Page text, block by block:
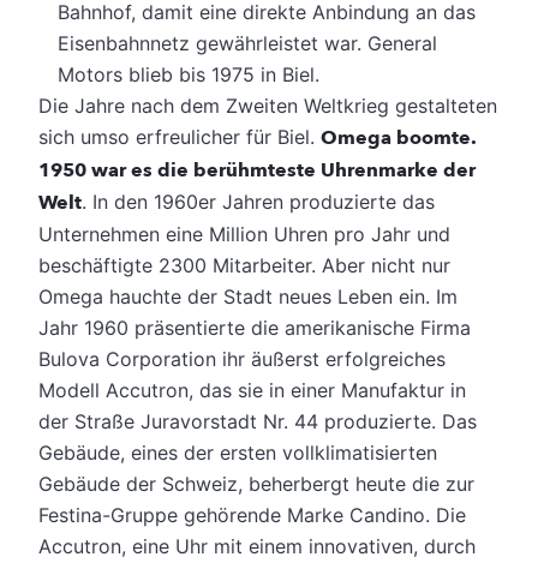
Bahnhof, damit eine direkte Anbindung an das
Eisenbahnnetz gewährleistet war. General
Motors blieb bis 1975 in Biel.
Die Jahre nach dem Zweiten Weltkrieg gestalteten
sich umso erfreulicher für Biel. Omega boomte.
1950 war es die berühmteste Uhrenmarke der
Welt. In den 1960er Jahren produzierte das
Unternehmen eine Million Uhren pro Jahr und
beschäftigte 2300 Mitarbeiter. Aber nicht nur
Omega hauchte der Stadt neues Leben ein. Im
Jahr 1960 präsentierte die amerikanische Firma
Bulova Corporation ihr äußerst erfolgreiches
Modell Accutron, das sie in einer Manufaktur in
der Straße Juravorstadt Nr. 44 produzierte. Das
Gebäude, eines der ersten vollklimatisierten
Gebäude der Schweiz, beherbergt heute die zur
Festina-Gruppe gehörende Marke Candino. Die
Accutron, eine Uhr mit einem innovativen, durch